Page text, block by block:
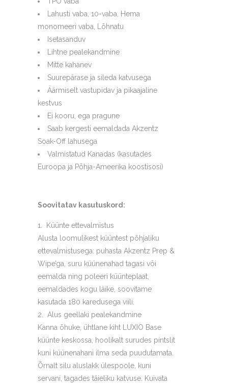
Lahusti vaba, 10-vaba, Hema
monomeeri vaba, Lõhnatu
Isetasanduv
Lihtne pealekandmine
Mitte kahanev
Suurepärase ja sileda katvusega
Äärmiselt vastupidav ja pikaajaline
kestvus
Ei kooru, ega pragune
Saab kergesti eemaldada Akzentz
Soak-Off lahusega
Valmistatud Kanadas (kasutades
Euroopa ja Põhja-Ameerika koostisosi)
Soovitatav kasutuskord:
Küünte ettevalmistus
Alusta loomulikest küüntest põhjaliku
ettevalmistusega: puhasta Akzentz Prep &
Wipe’ga, suru küünenahad tagasi või
eemalda ning poleeri küünteplaat,
eemaldades kogu läike, soovitame
kasutada 180 karedusega viili.
Alus geellaki pealekandmine
Kanna õhuke, ühtlane kiht LUXIO Base
küünte keskossa, hoolikalt surudes pintslit
kuni küünenahani ilma seda puudutamata.
Õrnalt silu aluslakk ülespoole, kuni
servani, tagades täieliku katvuse. Kuivata